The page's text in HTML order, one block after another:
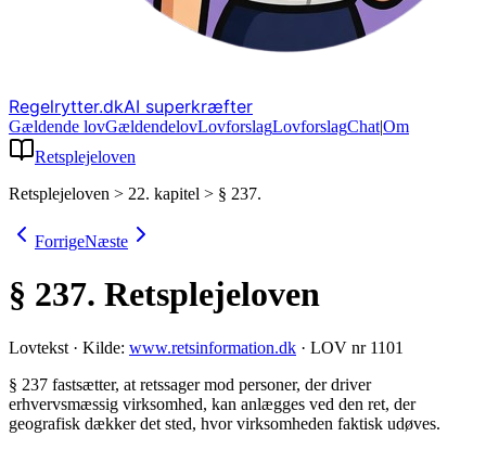
Regelrytter.dkAI superkræfter
Gældende lovGældendelovLovforslagLovforslagChat|Om
Retsplejeloven
Retsplejeloven > 22. kapitel > § 237.
ForrigeNæste
§ 237. Retsplejeloven
Lovtekst · Kilde: www.retsinformation.dk · LOV nr 1101
§ 237 fastsætter, at retssager mod personer, der driver
erhvervsmæssig virksomhed, kan anlægges ved den ret, der
geografisk dækker det sted, hvor virksomheden faktisk udøves.